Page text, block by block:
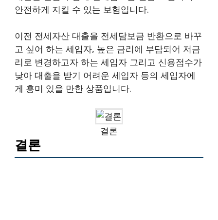
안전하게 지킬 수 있는 보험입니다.
이전 전세자산 대출을 전세담보금 반환으로 바꾸
고 싶어 하는 세입자, 높은 금리에 부담되어 저금
리로 변경하고자 하는 세입자 그리고 신용점수가
낮아 대출을 받기 어려운 세입자 등의 세입자에
게 흥미 있을 만한 상품입니다.
결론
결론